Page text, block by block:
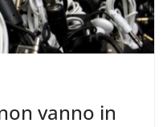
vanno in